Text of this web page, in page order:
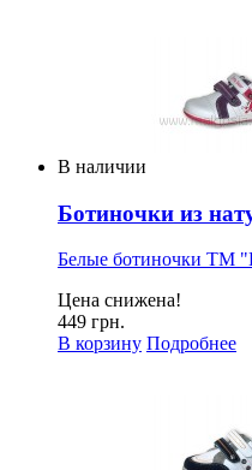
В наличии
Ботиночки из
Белые ботиночки ТМ
Цена снижена!
449 грн.
В корзину Подробнее